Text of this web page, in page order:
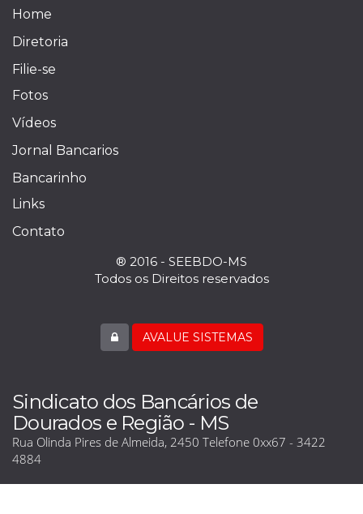
Home
Diretoria
Filie-se
Fotos
Vídeos
Jornal Bancarios
Bancarinho
Links
Contato
® 2016 - SEEBDO-MS
Todos os Direitos reservados
AVALUE SISTEMAS
Sindicato dos Bancários de
Dourados e Região - MS
Rua Olinda Pires de Almeida, 2450 Telefone 0xx67 - 3422
4884